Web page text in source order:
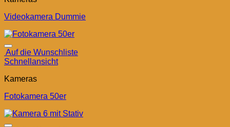
Videokamera Dummie
Auf die Wunschliste
Schnellansicht
Kameras
Fotokamera 50er